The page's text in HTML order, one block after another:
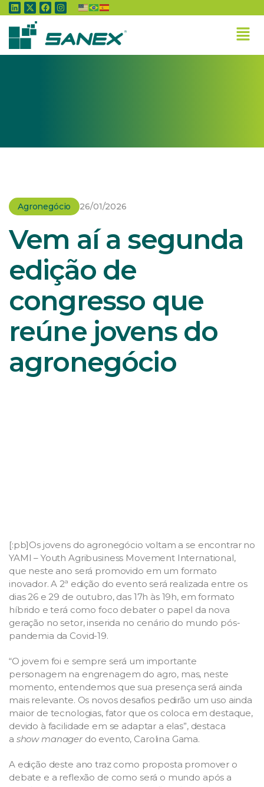
Home » Agronegócio
Vem aí a segunda edição de congresso que reúne
jovens do agronegócio
Agronegócio 26/01/2026
Vem aí a segunda
edição de
congresso que
reúne jovens do
agronegócio
[:pb]Os jovens do agronegócio voltam a se encontrar no
YAMI – Youth Agribusiness Movement International,
que neste ano será promovido em um formato
inovador. A 2ª edição do evento será realizada entre os
dias 26 e 29 de outubro, das 17h às 19h, em formato
híbrido e terá como foco debater o papel da nova
geração no setor, inserida no cenário do mundo pós-
pandemia da Covid-19.
“O jovem foi e sempre será um importante
personagem na engrenagem do agro, mas, neste
momento, entendemos que sua presença será ainda
mais relevante. Os novos desafios pedirão um uso ainda
maior de tecnologias, fator que os coloca em destaque,
devido à facilidade em se adaptar a elas”, destaca
a show managerdo evento, Carolina Gama.
A edição deste ano traz como proposta promover o
debate e a reflexão de como será o mundo após a